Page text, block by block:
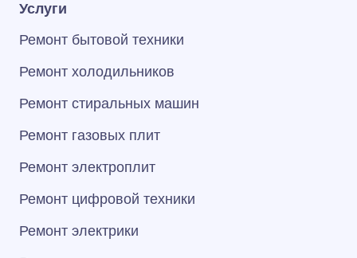
Услуги
Ремонт бытовой техники
Ремонт холодильников
Ремонт стиральных машин
Ремонт газовых плит
Ремонт электроплит
Ремонт цифровой техники
Ремонт электрики